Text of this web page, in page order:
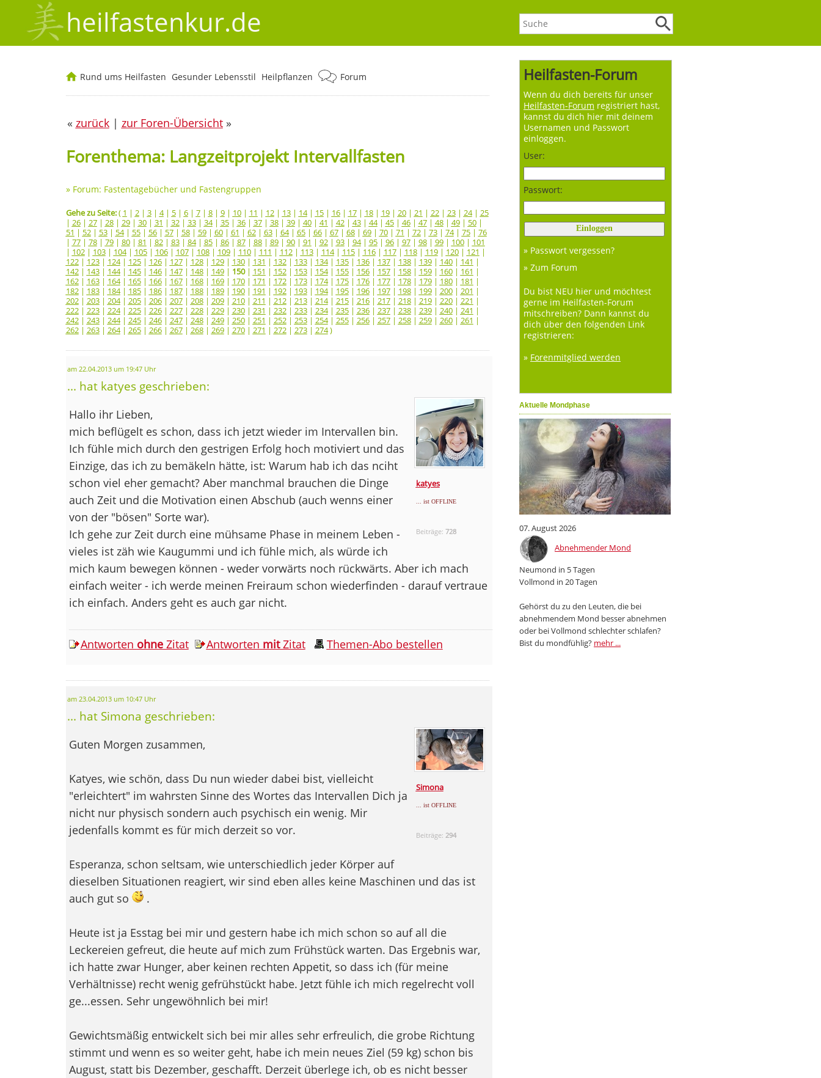
heilfastenkur.de
Heilfasten-Forum
Wenn du dich bereits für unser
Heilfasten-Forum registriert hast,
kannst du dich hier mit deinem
Usernamen und Passwort
einloggen.
User:
Passwort:
» Passwort vergessen?
» Zum Forum
Du bist NEU hier und möchtest
gerne im Heilfasten-Forum
mitschreiben? Dann kannst du
dich über den folgenden Link
registrieren:
» Forenmitglied werden
Aktuelle Mondphase
07. August 2026
Abnehmender Mond
Neumond in 5 Tagen
Vollmond in 20 Tagen
Gehörst du zu den Leuten, die bei
abnehmendem Mond besser abnehmen
oder bei Vollmond schlechter schlafen?
Bist du mondfühlig? mehr ...
Rund ums Heilfasten Gesunder Lebensstil Heilpflanzen Forum
« zurück| zur Foren-Übersicht»
Forenthema: Langzeitprojekt Intervallfasten
» Forum: Fastentagebücher und Fastengruppen
Gehe zu Seite:( 1 | 2| 3| 4| 5| 6| 7| 8| 9| 10| 11 | 12| 13| 14| 15| 16| 17| 18| 19| 20| 21 | 22| 23| 24| 25
| 26| 27| 28| 29| 30| 31 | 32| 33| 34| 35| 36| 37| 38| 39| 40| 41 | 42| 43| 44| 45| 46| 47| 48| 49| 50|
51 | 52| 53| 54| 55| 56| 57| 58| 59| 60| 61 | 62| 63| 64| 65| 66| 67| 68| 69| 70| 71 | 72| 73| 74| 75| 76
| 77| 78| 79| 80| 81 | 82| 83| 84| 85| 86| 87| 88| 89| 90| 91 | 92| 93| 94| 95| 96| 97| 98| 99| 100| 101
| 102| 103| 104| 105| 106| 107| 108| 109| 110| 111 | 112| 113| 114| 115| 116| 117| 118| 119| 120| 121 |
122| 123| 124| 125| 126| 127| 128| 129| 130| 131 | 132| 133| 134| 135| 136| 137| 138| 139| 140| 141 |
142| 143| 144| 145| 146| 147| 148| 149| 150| 151 | 152| 153| 154| 155| 156| 157| 158| 159| 160| 161 |
162| 163| 164| 165| 166| 167| 168| 169| 170| 171 | 172| 173| 174| 175| 176| 177| 178| 179| 180| 181 |
182| 183| 184| 185| 186| 187| 188| 189| 190| 191 | 192| 193| 194| 195| 196| 197| 198| 199| 200| 201 |
202| 203| 204| 205| 206| 207| 208| 209| 210| 211 | 212| 213| 214| 215| 216| 217| 218| 219| 220| 221 |
222| 223| 224| 225| 226| 227| 228| 229| 230| 231 | 232| 233| 234| 235| 236| 237| 238| 239| 240| 241 |
242| 243| 244| 245| 246| 247| 248| 249| 250| 251 | 252| 253| 254| 255| 256| 257| 258| 259| 260| 261 |
262| 263| 264| 265| 266| 267| 268| 269| 270| 271 | 272| 273| 274)
am 22.04.2013 um 19:47 Uhr
... hat katyes geschrieben:
katyes
... ist OFFLINE
Beiträge: 728
Hallo ihr Lieben,
mich beflügelt es schon, dass ich jetzt wieder im Intervallen bin.
Ich fühle mich durch den gestrigen Erfolg hoch motiviert und das
Einzige, das ich zu bemäkeln hätte, ist: Warum hab ich das nciht
schon viel eher gemacht? Aber manchmal brauchen die Dinge
auch Zeit und die Motivation einen Abschub (auch wenns einer
von der "bösen" Sorte war).
Ich gehe zur Zeit durch eine mühsame Phase in meinem Leben -
vieles ist zäh wie Kaugummi und ich fühle mich, als würde ich
mich kaum bewegen können - weder vorwärts noch rückwärts. Aber ich mach
einfach weiter - ich werde meinen Freiraum schon wiederfinden - darauf vertraue
ich einfach. Anders geht es auch gar nicht.
Antworten ohneZitat Antworten mitZitat Themen-Abo bestellen
am 23.04.2013 um 10:47 Uhr
... hat Simona geschrieben:
Simona
... ist OFFLINE
Beiträge: 294
Guten Morgen zusammen,
Katyes, wie schön, dass Du nun wieder dabei bist, vielleicht
"erleichtert" im wahrsten Sinne des Wortes das Intervallen Dich ja
nicht nur physisch sondern auch psychisch ein wenig. Mir
jedenfalls kommt es für mich derzeit so vor.
Esperanza, schon seltsam, wie unterschiedlich jeder Körper auf
dieselben Situationen reagiert, wir sind eben alles keine Maschinen und das ist
auch gut so
.
Heute ist ja Esstag bei mir und gestern habe ich mich schon so auf all die
Leckereien gefreut, die heute auf mich zum Frühstück warten. Das Ergebnis war,
ich hatte zwar Hunger, aber keinen rechten Appetit, so dass ich (für meine
Verhältnisse) recht wenig gefrühstückt habe. Jetzt fühle ich mich regelrecht voll
ge...essen. Sehr ungewöhnlich bei mir!
Gewichtsmäßig entwickelt sich bei mir alles sehr erfreulich, die grobe Richtung
stimmt und wenn es so weiter geht, habe ich mein neues Ziel (59 kg) schon bis
August, statt bis Dezember, geschafft. Derzeit überlege ich, ob es nicht besser